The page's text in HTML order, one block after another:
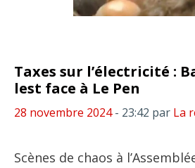
Taxes sur l’électricité :
lest face à Le Pen
28 novembre 2024- 23:42 par La
Scènes de chaos à